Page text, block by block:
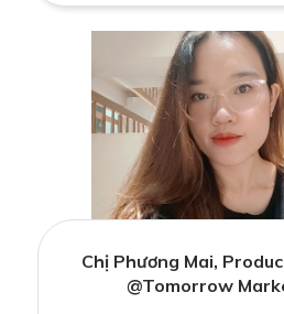
Chị Phương Mai,
@Tomorrow